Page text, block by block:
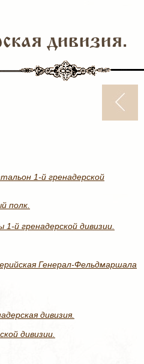
дивизия.
1-й гренадерской
полк.
й гренадерской дивизии.
Генерал-Фельдмаршала
дивизия.
дивизии.